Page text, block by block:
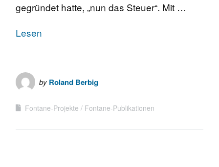
gegründet hatte, „nun das Steuer“. Mit …
Lesen
by Roland Berbig
Fontane-Projekte Fontane-Publikationen